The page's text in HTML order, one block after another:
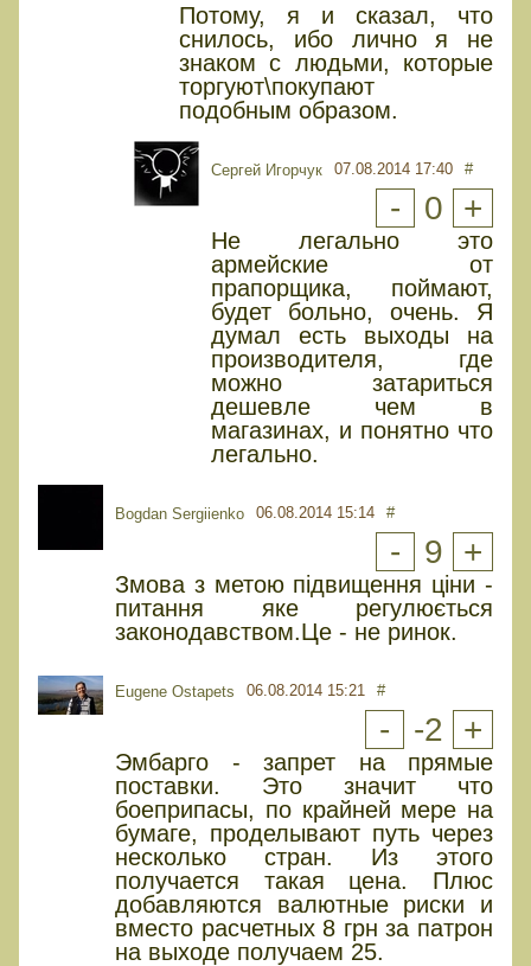
Потому, я и сказал, что
снилось, ибо лично я не
знаком с людьми, которые
торгуют\покупают
подобным образом.
Сергей Игорчук 07.08.2014 17:40 #
- 0 +
Не легально это
армейские от
прапорщика, поймают,
будет больно, очень. Я
думал есть выходы на
производителя, где
можно затариться
дешевле чем в
магазинах, и понятно что
легально.
Bogdan Sergiienko 06.08.2014 15:14 #
- 9 +
Змова з метою підвищення ціни -
питання яке регулюється
законодавством.Це - не ринок.
Eugene Ostapets 06.08.2014 15:21 #
- -2 +
Эмбарго - запрет на прямые
поставки. Это значит что
боеприпасы, по крайней мере на
бумаге, проделывают путь через
несколько стран. Из этого
получается такая цена. Плюс
добавляются валютные риски и
вместо расчетных 8 грн за патрон
на выходе получаем 25.